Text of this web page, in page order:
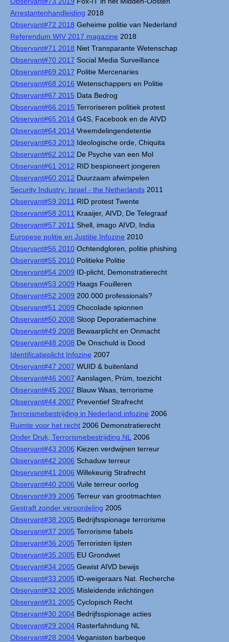
Arrestantenhandleiding 2018
Observant#72 2018 Geheime politie van Nederland
Referendum WIV 2017 magazine 2018
Observant#71 2018 Niet Transparante Wetenschap
Observant#70 2017 Social Media Surveillance
Observant#69 2017 Politie Mercenaries
Observant#68 2016 Wetenschappers en Politie
Observant#67 2015 Data Bedrog
Observant#66 2015 Terroriseren politiek protest
Observant#65 2014 G4S, Facebook en de AIVD
Observant#64 2014 Vreemdelingendetentie
Observant#63 2013 Ideologische orde, Chiquita
Observant#62 2012 De Psyche van een Mol
Observant#61 2012 RID bespioneert jongeren
Observant#60 2012 Duurzaam afwimpelen
Security Industry: Israel - the Netherlands 2011
Observant#59 2011 RID protest Twente
Observant#58 2011 Kraaijer, AIVD, De Telegraaf
Observant#57 2011 Shell, imago AIVD, India
Europese politie en Justitie Infozine 2010
Observant#56 2010 Ochtendgloren, politie phishing
Observant#55 2010 Politieke Politie
Observant#54 2009 ID-plicht, Demonstratierecht
Observant#53 2009 Haags Fouilleren
Observant#52 2009 200.000 professionals?
Observant#51 2009 Chocolade spionnen
Observant#50 2008 Sloop Deporatiemachine
Observant#49 2008 Bewaarplicht en Onmacht
Observant#48 2008 De Onschuld is Dood
Identificatieplicht Infozine 2007
Observant#47 2007 WUID & buitenland
Observant#46 2007 Aanslagen, Prüm, toezicht
Observant#45 2007 Blauw Waas, terrorisme
Observant#44 2007 Preventief Strafrecht
Terrorismebestrijding in Nederland infozine 2006
Ruimte voor het recht 2006 Demonstratierecht
Onder Druk, Terrorismebestrijding NL
2006
Observant#43 2006 Kiezen verdwijnen terreur
Observant#42 2006 Schaduw terreur
Observant#41 2006 Willekeurig Strafrecht
Observant#40 2006 Vuile terreur oorlog
Observant#39 2006 Terreur van grootmachten
Gestraft zonder veroordeling 2005
Observant#38 2005 Bedrijfsspionage terrorisme
Observant#37 2005 Terrorisme fabels
Observant#36 2005 Terroristen lijsten
Observant#35 2005 EU Grondwet
Observant#34 2005 Gewist AIVD bewijs
Observant#33 2005 ID-weigeraars Nat. Recherche
Observant#32 2005 Misleidende inlichtingen
Observant#31 2005 Cyclopisch Recht
Observant#30 2004 Bedrijfsspionage acties
Observant#29 2004 Rasterfahndung NL
Observant#28 2004 Veganisten barbeque